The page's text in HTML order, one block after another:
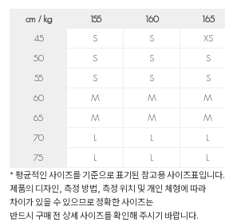
cm / kg 155 160 165
45
S S XS
50
S S S
55
S S S
60
M M M
65
M M M
70
L L L
75
L L L
* 평균적인 사이즈를 기준으로 표기된 참고용 사이즈표입니다.
제품의 디자인, 측정 방법, 측정 위치 및 개인 체형에 따라
차이가 있을 수 있으므로 정확한 사이즈는
반드시 구매 전 상세 사이즈를 확인해 주시기 바랍니다.